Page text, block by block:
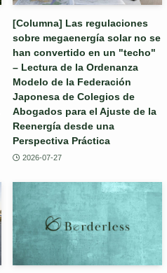
[Columna] Las regulaciones
sobre megaenergía solar no se
han convertido en un "techo"
– Lectura de la Ordenanza
Modelo de la Federación
Japonesa de Colegios de
Abogados para el Ajuste de la
Reenergía desde una
Perspectiva Práctica
2026-07-27